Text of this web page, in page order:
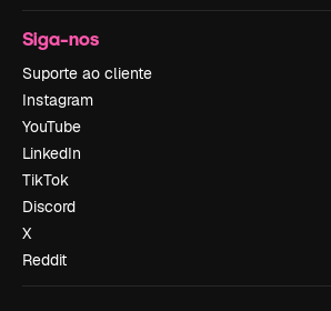
Siga-nos
Suporte ao cliente
Instagram
YouTube
LinkedIn
TikTok
Discord
X
Reddit